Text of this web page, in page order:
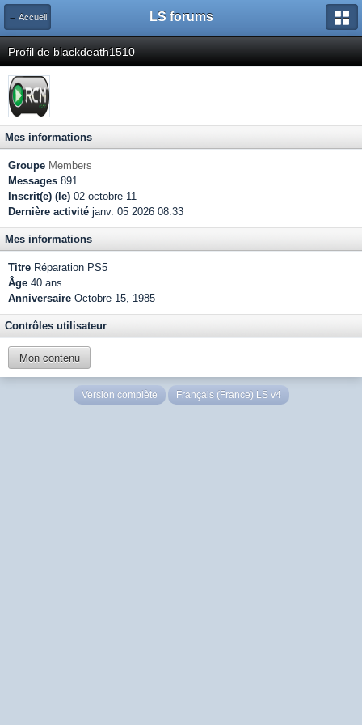
← Accueil LS forums
Profil de blackdeath1510
Mes informations
Groupe Members
Messages 891
Inscrit(e) (le) 02-octobre 11
Dernière activité janv. 05 2026 08:33
Mes informations
Titre Réparation PS5
Âge 40 ans
Anniversaire Octobre 15, 1985
Contrôles utilisateur
Mon contenu
Version complète Français (France) LS v4